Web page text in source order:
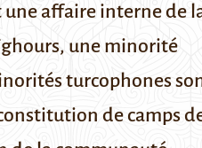
affaire interne de
une minorité
turcophones
de camps